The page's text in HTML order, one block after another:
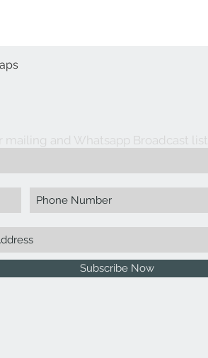
mailing and Whatsapp Broadcast list
Subscribe Now